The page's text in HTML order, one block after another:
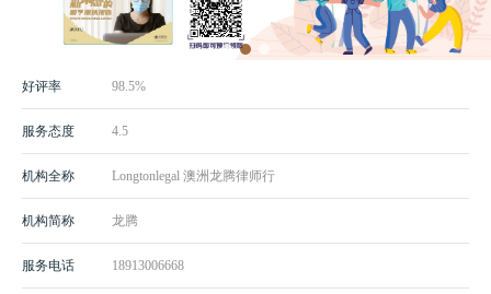
好评率 98.5%
服务态度 4.5
机构全称 Longtonlegal 澳洲龙腾律师行
机构简称 龙腾
服务电话 18913006668